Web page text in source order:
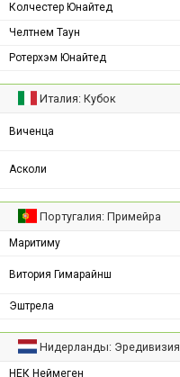
Колчестер Юнайтед
Челтнем Таун
Ротерхэм Юнайтед
Италия: Кубок
Виченца
Асколи
Португалия: Примейра
Маритиму
Витория Гимарайнш
Эштрела
Нидерланды: Эредивизия
НЕК Неймеген